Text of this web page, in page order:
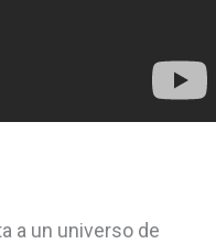
a un universo de